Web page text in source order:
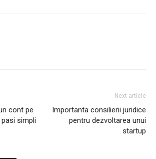
cont pe
simpli
Next article
Importanta consilierii juridice
pentru dezvoltarea unui
startup